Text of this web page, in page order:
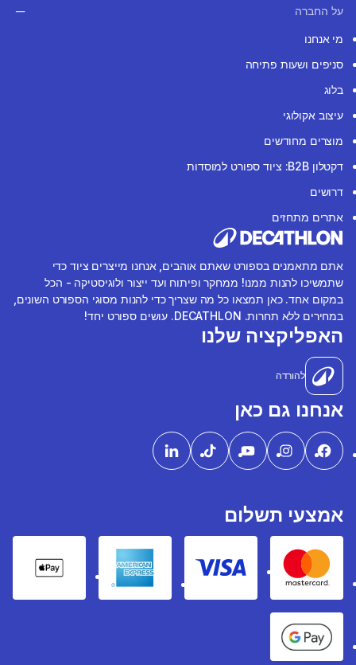
על החברה
מי אנחנו
סניפים ושעות פתיחה
בלוג
עיצוב אקולוגי
מוצרים מחודשים
דקטלון B2B: ציוד ספורט למוסדות
דרושים
אתרים מתחזים
אתם מתאמנים בספורט שאתם אוהבים, אנחנו מייצרים ציוד כדי
שתמשיכו להנות ממנו! ממחקר ופיתוח ועד ייצור ולוגיסטיקה - הכל
במקום אחד. כאן תמצאו כל מה שצריך כדי להנות מסוגי הספורט השונים,
במחירים ללא תחרות. DECATHLON. עושים ספורט יחד!
האפליקציה שלנו
להורדה
אנחנו גם כאן
אמצעי תשלום
Mastercard
Visa
American express
Pay
Google Pay